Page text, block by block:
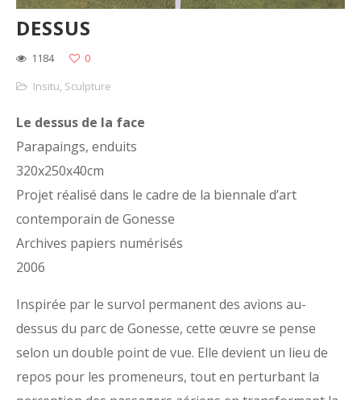
DESSUS
1184
0
Insitu, Sculpture
Le dessus de la face
Parapaings, enduits
320x250x40cm
Projet réalisé dans le cadre de la biennale d’art
contemporain de Gonesse
Archives papiers numérisés
2006
Inspirée par le survol permanent des avions au-
dessus du parc de Gonesse, cette œuvre se pense
selon un double point de vue. Elle devient un lieu de
repos pour les promeneurs, tout en perturbant la